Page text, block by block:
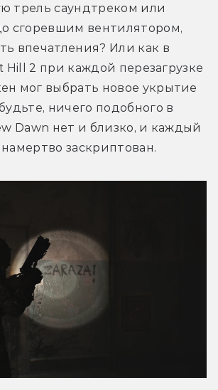
трель саундтреком или
сгоревшим вентилятором,
впечатления? Или как в
Hill 2 при каждой перезагрузке
мог выбрать новое укрытие
ничего подобного в
Dawn нет и близко, и каждый
заскриптован.